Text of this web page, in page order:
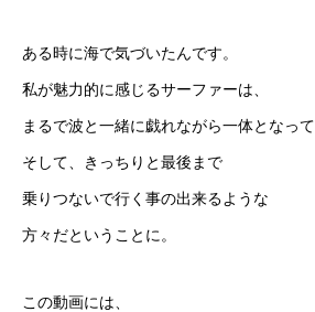
ある時に海で気づいたんです。
私が魅力的に感じるサーファーは、
まるで波と一緒に戯れながら一体となって
そして、きっちりと最後まで
乗りつないで行く事の出来るような
方々だということに。
この動画には、